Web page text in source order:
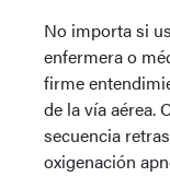
No importa si
enfermera o
firme
de la vía aérea.
secuencia
oxigenación